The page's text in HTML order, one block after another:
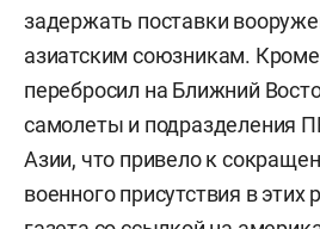
задержать поставки
азиатским союзникам. Кроме
перебросил на Ближний
самолеты и подразделения
Азии, что привело к
военного присутствия в этих